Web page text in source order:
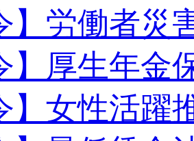
】労働者災
】厚生年金
】女性活躍